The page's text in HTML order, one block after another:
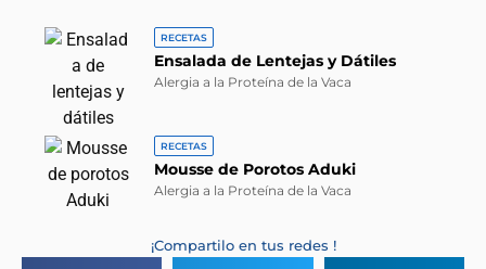
RECETAS
Ensalada de Lentejas y Dátiles
Alergia a la Proteína de la Vaca
RECETAS
Mousse de Porotos Aduki
Alergia a la Proteína de la Vaca
¡Compartilo en tus redes !